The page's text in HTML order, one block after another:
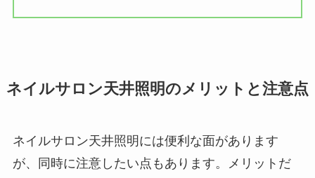
ネイルサロン天井照明のメリットと注意点
ネイルサロン天井照明には便利な面があります
が、同時に注意したい点もあります。メリットだ